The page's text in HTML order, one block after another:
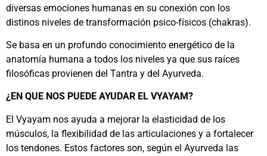
diversas emociones humanas en su conexión con los
distinos niveles de transformación psico-físicos (chakras).
Se basa en un profundo conocimiento energético de la
anatomía humana a todos los niveles ya que sus raíces
filosóficas provienen del Tantra y del Ayurveda.
¿EN QUE NOS PUEDE AYUDAR EL VYAYAM?
El Vyayam nos ayuda a mejorar la elasticidad de los
músculos, la flexibilidad de las articulaciones y a fortalecer
los tendones. Estos factores son, según el Ayurveda las